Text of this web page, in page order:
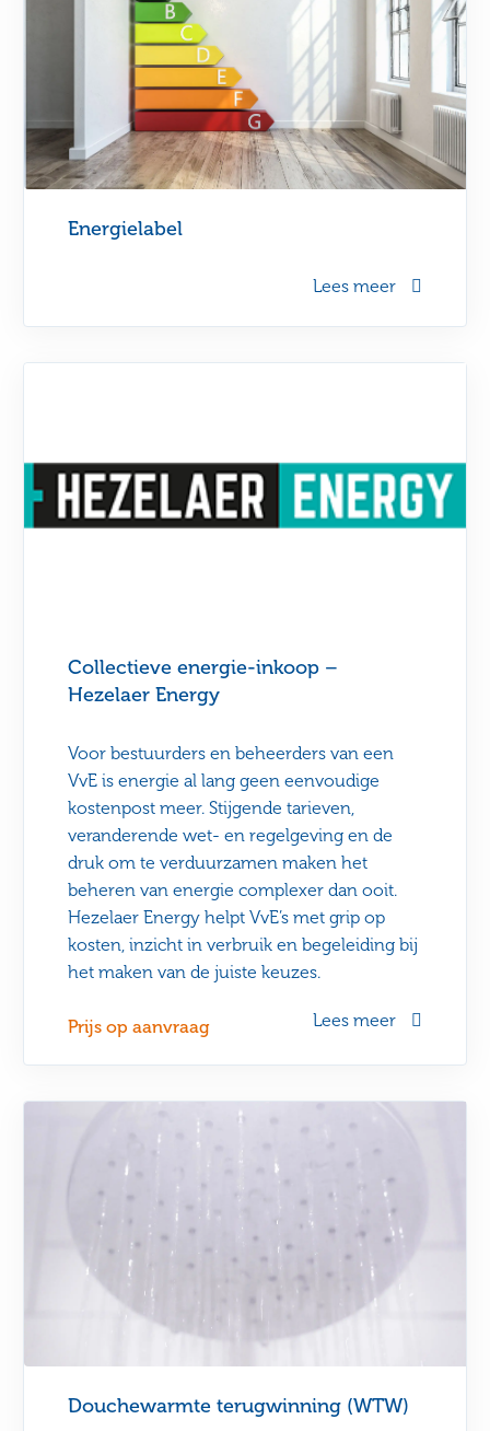
Douchewarmte terugwinning (WTW)
Collectieve energie-inkoop –
Hezelaer Energy
Voor bestuurders en beheerders van een
VvE is energie al lang geen eenvoudige
kostenpost meer. Stijgende tarieven,
veranderende wet- en regelgeving en de
druk om te verduurzamen maken het
beheren van energie complexer dan ooit.
Hezelaer Energy helpt VvE’s met grip op
kosten, inzicht in verbruik en begeleiding bij
het maken van de juiste keuzes.
Prijs op aanvraag Lees meer
Energielabel
Lees meer